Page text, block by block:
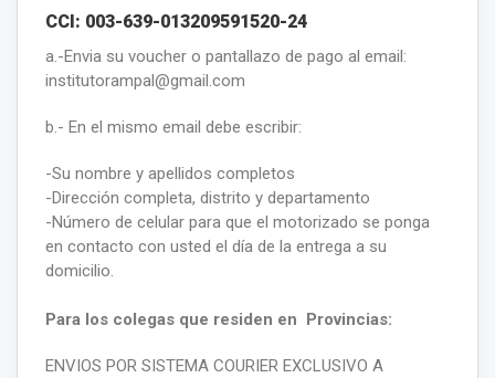
CCI: 003-639-013209591520-24
a.-Envia su voucher o pantallazo de pago al email:
institutorampal@gmail.com
b.- En el mismo email debe escribir:
-Su nombre y apellidos completos
-Dirección completa, distrito y departamento
-Número de celular para que el motorizado se ponga
en contacto con usted el día de la entrega a su
domicilio.
Para los colegas que residen en Provincias:
ENVIOS POR SISTEMA COURIER EXCLUSIVO A